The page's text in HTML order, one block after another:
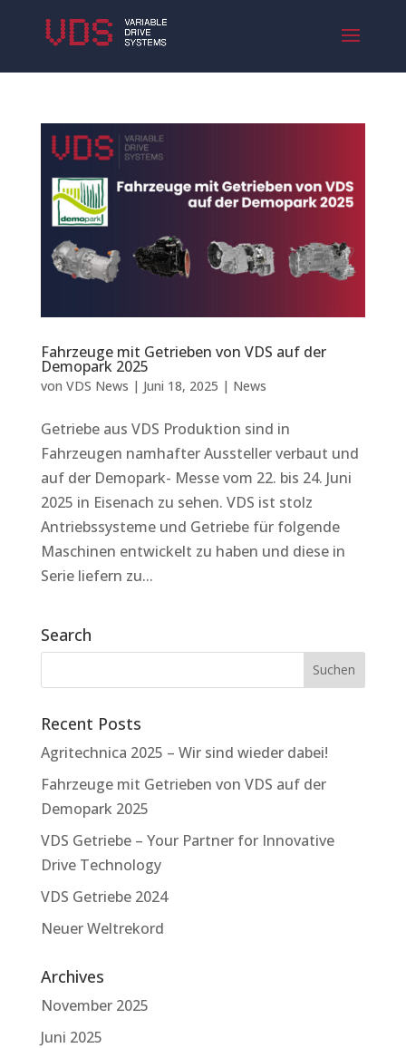
Fahrzeuge mit Getrieben von VDS auf der
Demopark 2025
von VDS News | Juni 18, 2025 | News
Getriebe aus VDS Produktion sind in
Fahrzeugen namhafter Aussteller verbaut und
auf der Demopark- Messe vom 22. bis 24. Juni
2025 in Eisenach zu sehen. VDS ist stolz
Antriebssysteme und Getriebe für folgende
Maschinen entwickelt zu haben und diese in
Serie liefern zu...
Search
Recent Posts
Agritechnica 2025 – Wir sind wieder dabei!
Fahrzeuge mit Getrieben von VDS auf der
Demopark 2025
VDS Getriebe – Your Partner for Innovative
Drive Technology
VDS Getriebe 2024
Neuer Weltrekord
Archives
November 2025
Juni 2025